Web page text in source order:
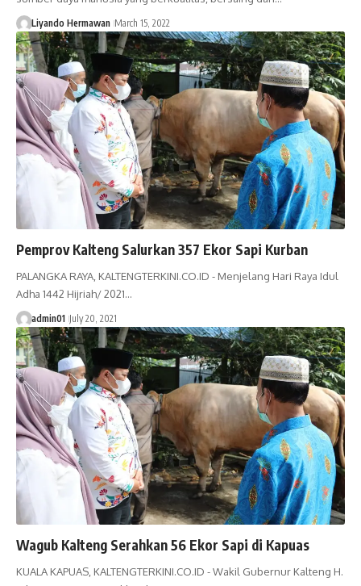
Liyando Hermawan March 15, 2022
Pemprov Kalteng Salurkan 357 Ekor Sapi Kurban
PALANGKA RAYA, KALTENGTERKINI.CO.ID - Menjelang Hari Raya Idul
Adha 1442 Hijriah/ 2021…
admin01 July 20, 2021
Wagub Kalteng Serahkan 56 Ekor Sapi di Kapuas
KUALA KAPUAS, KALTENGTERKINI.CO.ID - Wakil Gubernur Kalteng H.